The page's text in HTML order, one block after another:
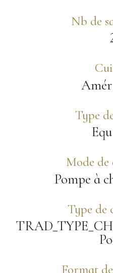
Nb de
Type
Mode de
Pompe à
Type de
Format